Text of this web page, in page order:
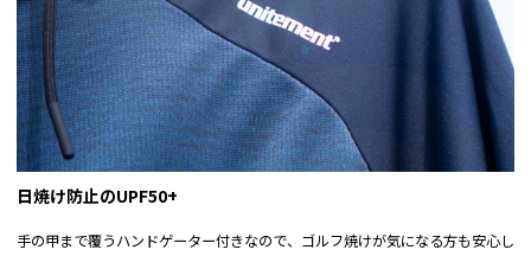
日焼け防止のUPF50+
手の甲まで覆うハンドゲーター付きなので、ゴルフ焼けが気になる方も安心し